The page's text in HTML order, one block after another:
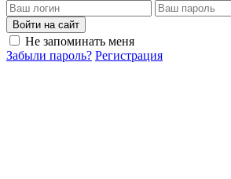
Войти на сайт
Не запоминать меня
Забыли пароль? Регистрация